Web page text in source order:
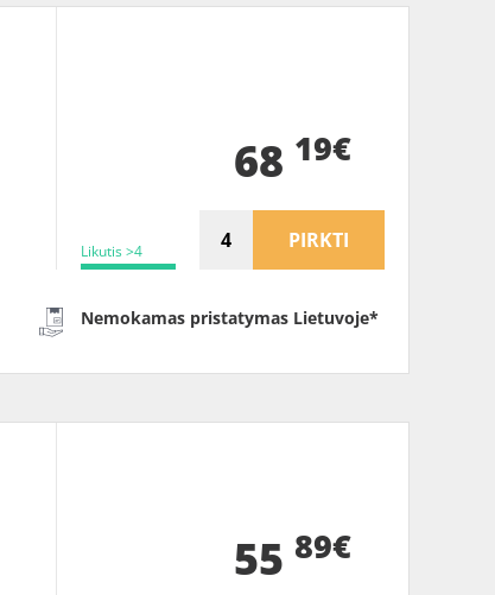
Likutis >4
68 19€
PIRKTI
Nemokamas pristatymas Lietuvoje*
55 89€